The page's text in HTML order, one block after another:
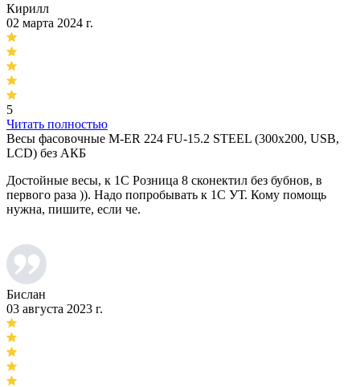
Кирилл
02 марта 2024 г.
5
Читать полностью
Весы фасовочные M-ER 224 FU-15.2 STEEL (300х200, USB,
LCD) без АКБ
Достойные весы, к 1С Розница 8 сконектил без бубнов, в
первого раза )). Надо попробывать к 1С УТ. Кому помощь
нужна, пишите, если че.
Бислан
03 августа 2023 г.